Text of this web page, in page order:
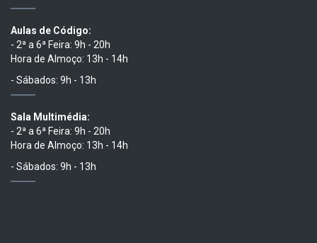
Aulas de Código:
- 2ª a 6ª Feira: 9h - 20h
Hora de Almoço: 13h - 14h
- Sábados: 9h - 13h
Sala Multimédia:
- 2ª a 6ª Feira: 9h - 20h
Hora de Almoço: 13h - 14h
- Sábados: 9h - 13h